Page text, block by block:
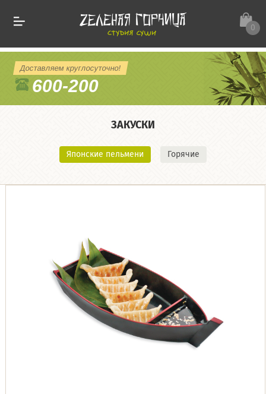
0
Доставляем круглосуточно!
600-200
ЗАКУСКИ
Японские пельмени Горячие